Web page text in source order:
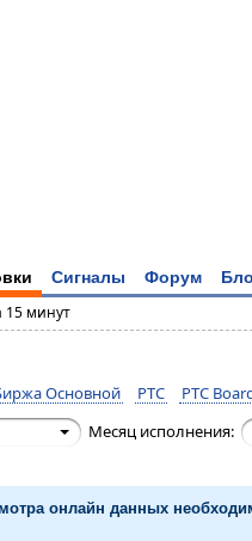
Сигналы Форум
15 минут
Основной РТС
РТС
Месяц исполнения:
онлайн данных